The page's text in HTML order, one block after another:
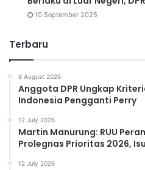
10 September 2025
Terbaru
8 August 2026
Anggota DPR Ungkap
Indonesia Pengganti Perry
12 July 2026
Martin Manurung: RUU
Prolegnas Prioritas 2026,
12 July 2026